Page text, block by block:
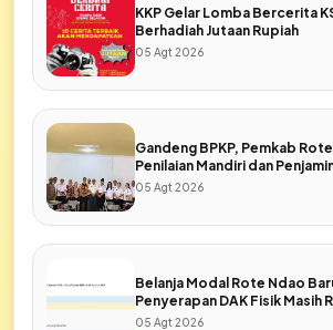
KKP Gelar Lomba Bercerita
Berhadiah Jutaan Rupiah
05 Agt 2026
Gandeng BPKP, Pemkab
Penilaian Mandiri dan
05 Agt 2026
Belanja Modal Rote Ndao
Penyerapan DAK Fisik Masih
05 Agt 2026